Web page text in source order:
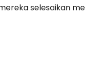
selesaikan